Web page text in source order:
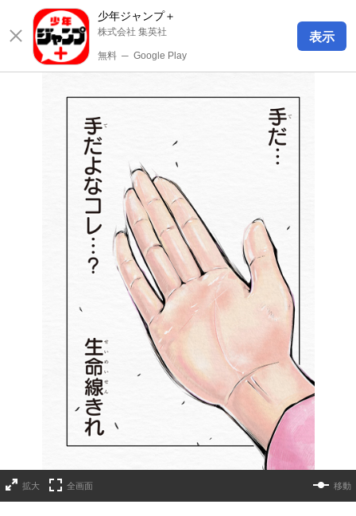
少年ジャンプ＋
株式会社 集英社
無料 ─ Google Play
表示
拡大 全画面 移動